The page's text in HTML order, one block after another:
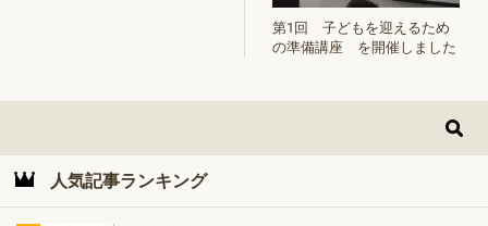
第1回 子どもを迎えるため
の準備講座 を開催しました
人気記事ランキング